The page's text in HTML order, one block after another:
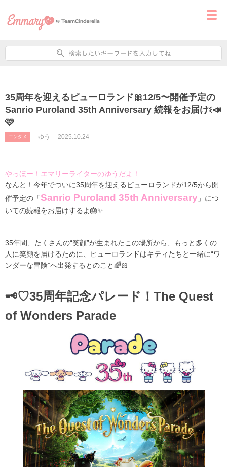
35周年を迎えるピューロランド🎀12/5〜開催予定の
Sanrio Puroland 35th Anniversary 続報をお届けଽ📣
🩷
エンタメ ゆう 2025.10.24
やっほー！エマリーライターのゆうだよ！
なんと！今年でついに35周年を迎えるピューロランドが12/5から開
催予定の「Sanrio Puroland 35th Anniversary 」につ
いての続報をお届けするよ🎂✨
35年間、たくさんの“笑顔”が生まれたこの場所から、もっと多くの
人に笑顔を届けるために、ピューロランドはキティたちと一緒に“ワ
ンダーな冒険”へ出発するとのこと🌈🎀
🗝♡35周年記念パレード！The Quest
of Wonders Parade